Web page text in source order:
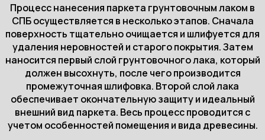
Процесс нанесения паркета грунтовочным лаком в
СПБ осуществляется в несколько этапов. Сначала
поверхность тщательно очищается и шлифуется для
удаления неровностей и старого покрытия. Затем
наносится первый слой грунтовочного лака, который
должен высохнуть, после чего производится
промежуточная шлифовка. Второй слой лака
обеспечивает окончательную защиту и идеальный
внешний вид паркета. Весь процесс проводится с
учетом особенностей помещения и вида древесины.